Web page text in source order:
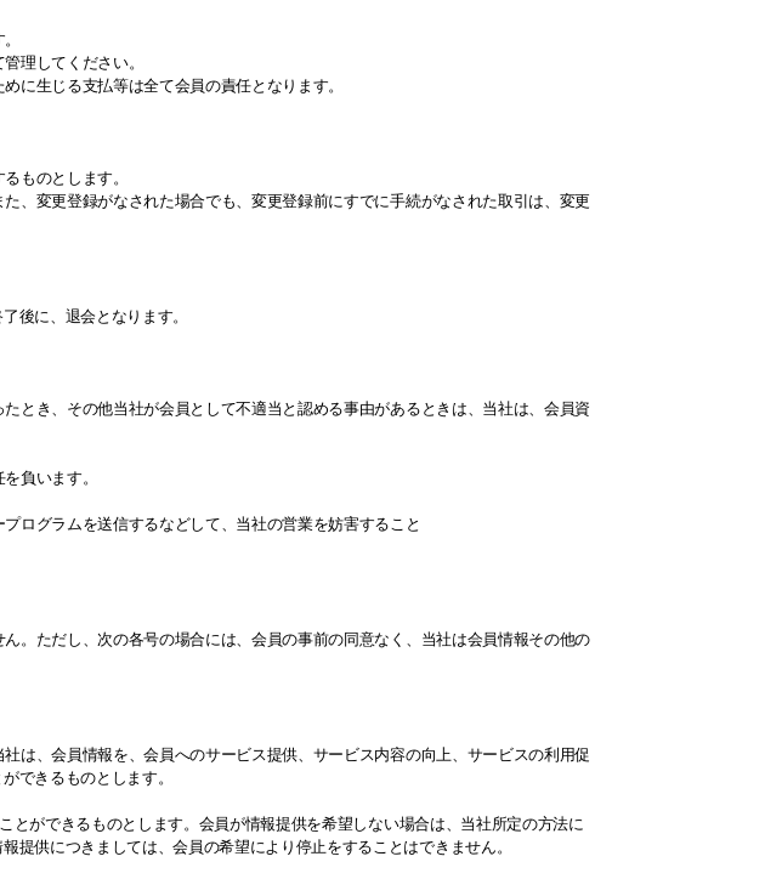
理してください。
に生じる支払等は全て会員の責任となります。
ものとします。
、変更登録がなされた場合でも、変更登録前にすでに手続がなされた取引は、変更
後に、退会となります。
とき、その他当社が会員として不適当と認める事由があるときは、当社は、会員資
負います。
ログラムを送信するなどして、当社の営業を妨害すること
。ただし、次の各号の場合には、会員の事前の同意なく、当社は会員情報その他の
は、会員情報を、会員へのサービス提供、サービス内容の向上、サービスの利用促
できるものとします。
ができるものとします。会員が情報提供を希望しない場合は、当社所定の方法に
供につきましては、会員の希望により停止をすることはできません。